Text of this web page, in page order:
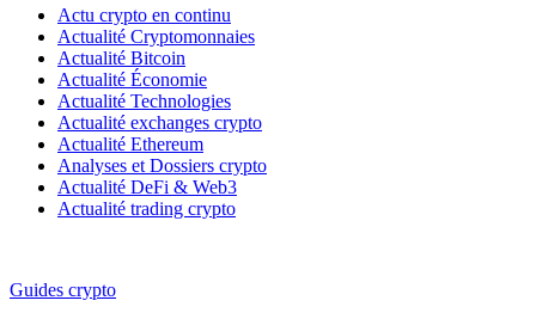
Actu crypto en continu
Actualité Cryptomonnaies
Actualité Bitcoin
Actualité Économie
Actualité Technologies
Actualité exchanges crypto
Actualité Ethereum
Analyses et Dossiers crypto
Actualité DeFi & Web3
Actualité trading crypto
Guides crypto